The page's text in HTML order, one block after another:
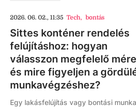
2026. 06. 02., 11:35 Tech, bontás
Sittes konténer rendelés
felújításhoz: hogyan
válasszon megfelelő
és mire figyeljen a
munkavégzéshez?
Egy lakásfelújítás vagy bontási